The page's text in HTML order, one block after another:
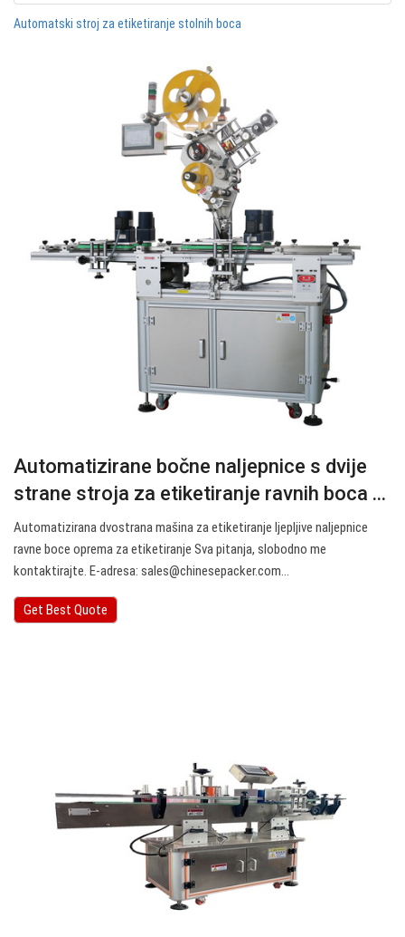
Automatski stroj za etiketiranje stolnih boca
Automatizirane bočne naljepnice s dvije
strane stroja za etiketiranje ravnih boca ...
Automatizirana dvostrana mašina za etiketiranje ljepljive naljepnice
ravne boce oprema za etiketiranje Sva pitanja, slobodno me
kontaktirajte. E-adresa: sales@chinesepacker.com…
Get Best Quote